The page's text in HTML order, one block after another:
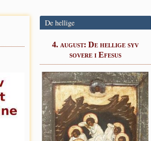
De hellige
4. august: De hellige syv
sovere i Efesus